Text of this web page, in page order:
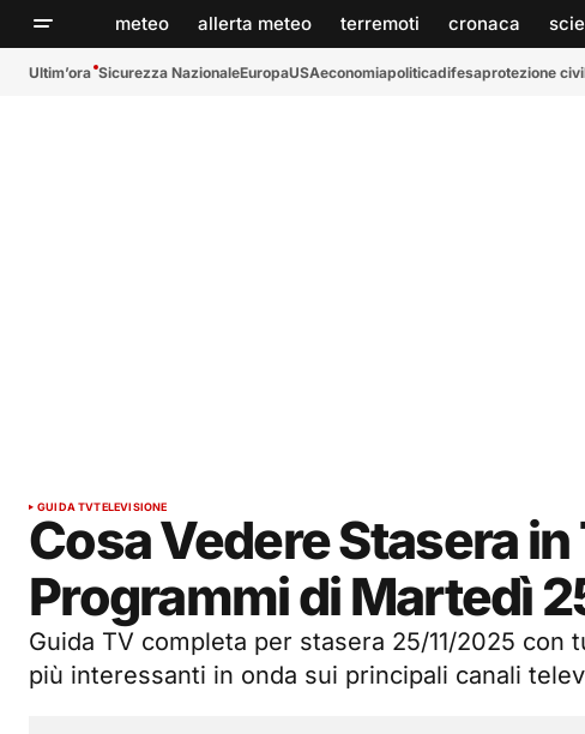
meteo allerta meteo terremoti cronaca
Ultim’ora Sicurezza NazionaleEuropaUSAeconomiapoliticadifesaprotezione
GUIDA TVTELEVISIONE
Cosa Vedere Stasera
Programmi di Martedì
Guida TV completa per stasera 25/11/2025 con
più interessanti in onda sui principali canali